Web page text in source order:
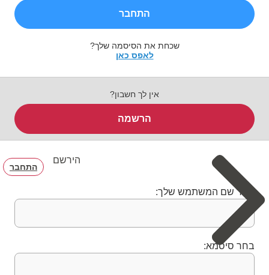
התחבר
שכחת את הסיסמה שלך?
לאפס כאן
אין לך חשבון?
הרשמה
הירשם
התחבר
בחר שם המשתמש שלך:
בחר סיסמא: